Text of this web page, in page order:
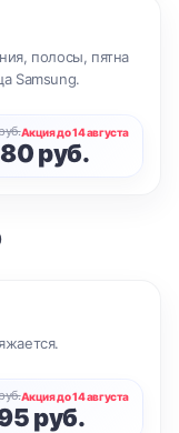
полосы, пятна
Samsung.
Акция до 14 августа
руб.
Акция до 14 августа
руб.